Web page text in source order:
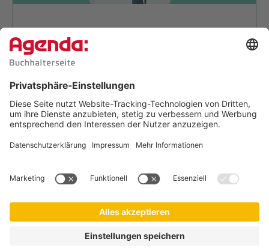
So digitalisieren Profi-Buch­hal­
ter: Machen Sie es nach.
Wer digitalisiert, braucht Klartext:
Ihnen konkrete Beispiele und liefern bewährte
Tipps, die Sie leicht umsetzen können.
Jetzt Tipps zur Digitalisierung